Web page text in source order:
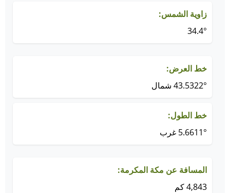
زاوية الشمس:
34.4°
خط العرض:
43.5322° شمال
خط الطول:
5.6611° غرب
المسافة عن مكة المكرمة:
4,843 كم